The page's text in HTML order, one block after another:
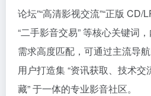
论坛”“高清影视交流”“正版 CD/
“二手影音交易” 等核心关键词
需求高度匹配，可通过主流导
用户打造集 “资讯获取、技术
藏” 于一体的专业影音社区。